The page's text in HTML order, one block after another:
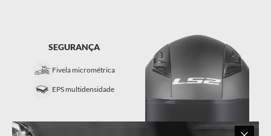
SEGURANÇA
Fivela micrométrica
EPS multidensidade